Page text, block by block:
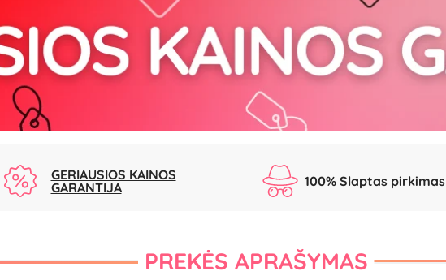
GERIAUSIOS KAINOS
GARANTIJA
100% Slaptas pirkimas
PREKĖS APRAŠYMAS